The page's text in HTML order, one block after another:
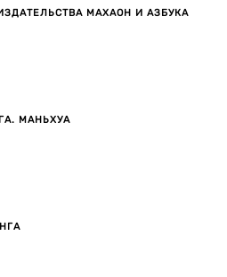
МАХАОН И АЗБУКА
МАНЬХУА